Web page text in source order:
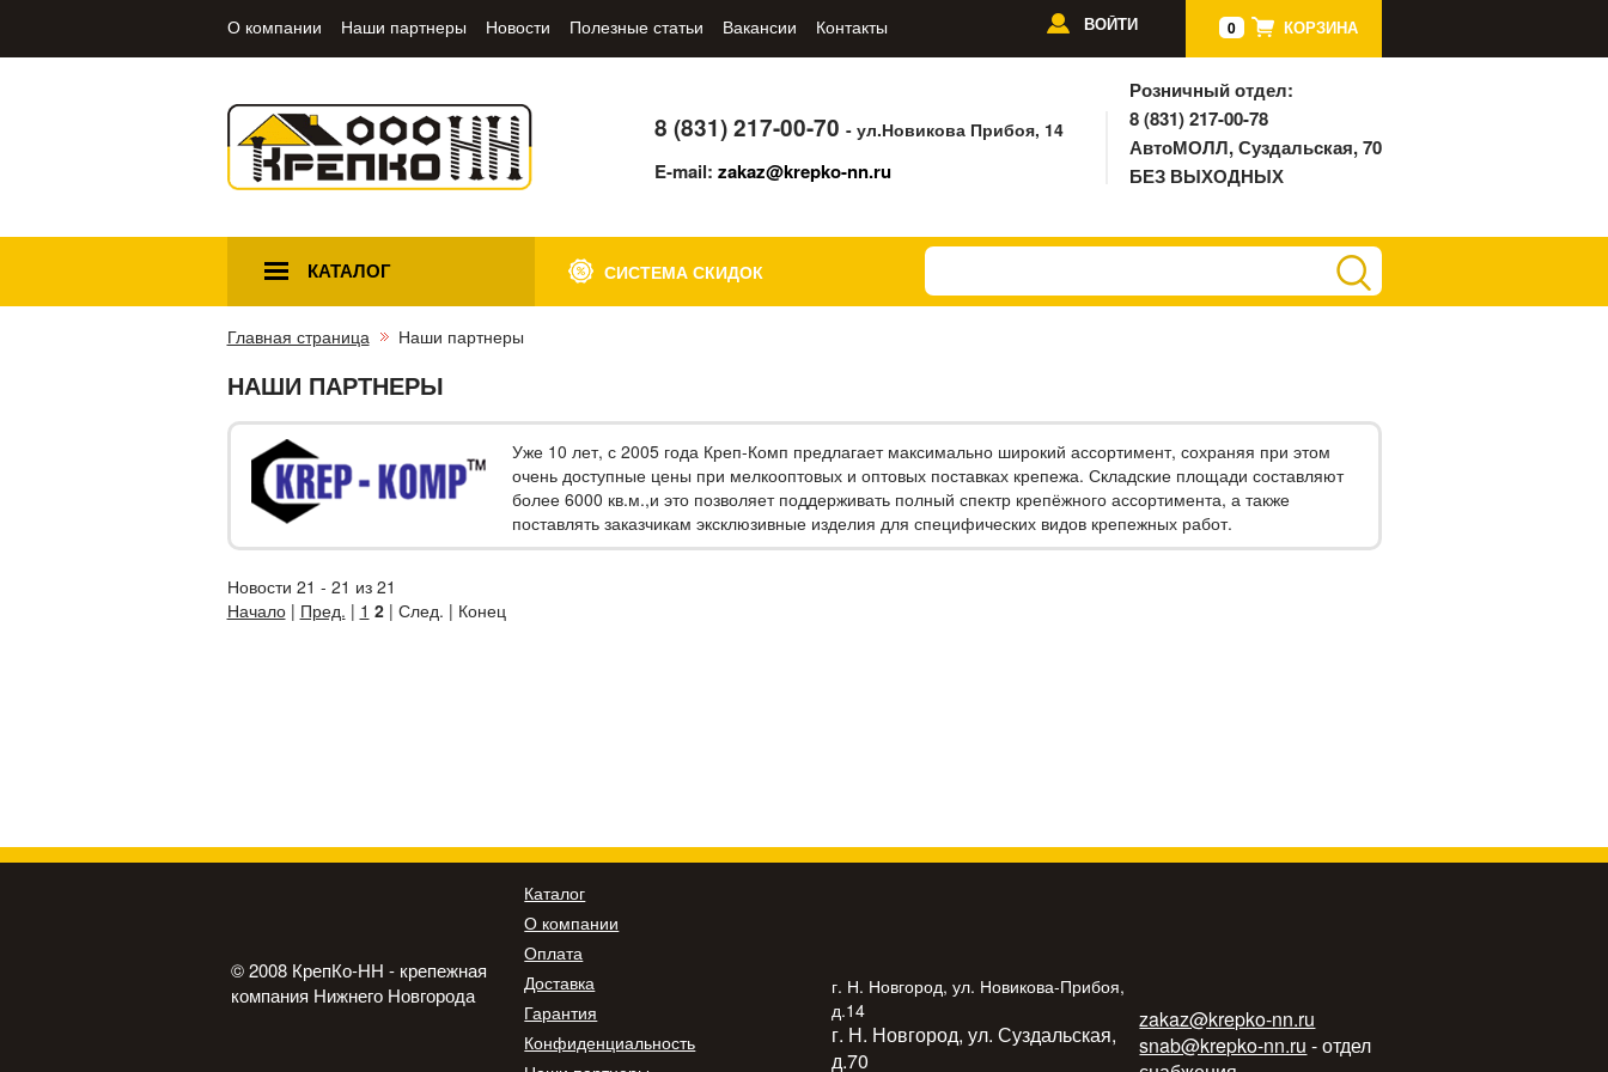
О компании Наши партнеры Новости Полезные статьи Вакансии Контакты 0 КОРЗИНА
ВОЙТИ
8 (831) 217-00-70- ул.Новикова Прибоя, 14
E-mail:zakaz@krepko-nn.ru
Розничный отдел:
8 (831) 217-00-78
АвтоМОЛЛ, Суздальская, 70
БЕЗ ВЫХОДНЫХ
КАТАЛОГ СИСТЕМА СКИДОК
Главная страница Наши партнеры
НАШИ ПАРТНЕРЫ
Уже 10 лет, с 2005 года Креп-Комп предлагает максимально широкий ассортимент, сохраняя при этом
очень доступные цены при мелкооптовых и оптовых поставках крепежа. Складские площади составляют
более 6000 кв.м.,и это позволяет поддерживать полный спектр крепёжного ассортимента, а также
поставлять заказчикам эксклюзивные изделия для специфических видов крепежных работ.
Новости 21 - 21 из 21
Начало| Пред. | 1 2| След. | Конец
© 2008 КрепКо-НН - крепежная
компания Нижнего Новгорода
Каталог
О компании
Оплата
Доставка
Гарантия
Конфиденциальность
г. Н. Новгород, ул. Новикова-Прибоя,
д.14
г. Н. Новгород, ул. Суздальская,
д.70
zakaz@krepko-nn.ru
snab@krepko-nn.ru - отдел